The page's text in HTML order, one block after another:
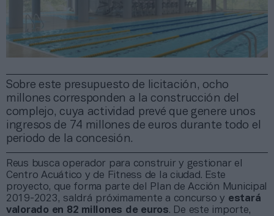
Sobre este presupuesto de licitación, ocho
millones corresponden a la construcción del
complejo, cuya actividad prevé que genere unos
ingresos de 74 millones de euros durante todo el
periodo de la concesión.
Reus busca operador para construir y gestionar el
Centro Acuático y de Fitness de la ciudad. Este
proyecto, que forma parte del Plan de Acción Municipal
2019-2023, saldrá próximamente a concurso y estará
valorado en 82 millones de euros. De este importe,